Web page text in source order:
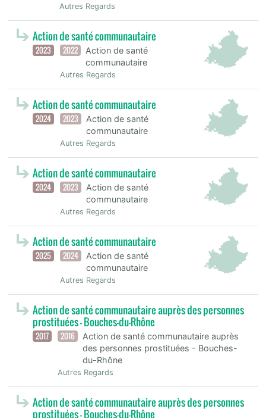
Autres Regards
Action de santé communautaire
2023 2022
Action de santé
communautaire
Autres Regards
Action de santé communautaire
2024 2023
Action de santé
communautaire
Autres Regards
Action de santé communautaire
2024 2023
Action de santé
communautaire
Autres Regards
Action de santé communautaire
2025 2024
Action de santé
communautaire
Autres Regards
Action de santé communautaire auprès des personnes
prostituées - Bouches-du-Rhône
2017 2016
Action de santé communautaire auprès
des personnes prostituées - Bouches-
du-Rhône
Autres Regards
Action de santé communautaire auprès des personnes
prostituées - Bouches-du-Rhône